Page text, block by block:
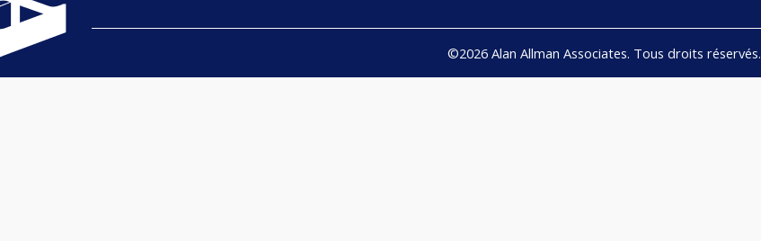
©2026 Alan Allman Associates. Tous droits réservés.